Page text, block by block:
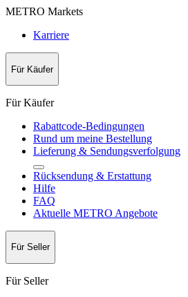
METRO Markets
Karriere
Für Käufer
Für Käufer
Rabattcode-Bedingungen
Rund um meine Bestellung
Lieferung & Sendungsverfolgung
Rücksendung & Erstattung
Hilfe
FAQ
Aktuelle METRO Angebote
Für Seller
Für Seller